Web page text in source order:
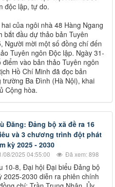
độc lập, tự do.
của ngôi nhà 48 Hàng Ngang
bắt đầu dự thảo bản Tuyên
Người mời một số đồng chí đến
Tuyên ngôn Độc lập. Ngày 31-
vào bản thảo Tuyên ngôn
Hồ Chí Minh đã đọc bản
Ba Đình (Hà Nội), khai
Cộng hòa.
Đăng: Đảng bộ xã đề ra 16
và 3 chương trình đột phát
kỳ 2025 - 2030
08/2025 04:55:00 Đã xem: 898
10-8, Đại hội Đại biểu Đảng bộ
2030 diễn ra phiên chính